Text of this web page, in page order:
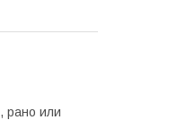
рано или